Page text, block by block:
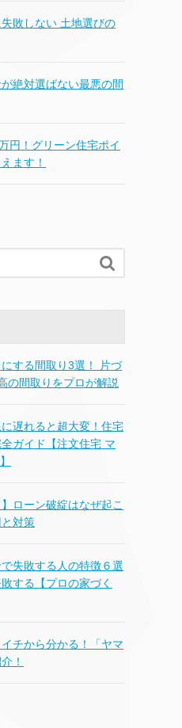
敗しない 土地選びの
絶対選ばない最悪の間
円！グリーン住宅ポイ
ます！

にする間取り3選！ 片づ
の間取りをプロが解説
に遅れると超大変！住宅
ガイド【注文住宅 マ
ローン破綻はなぜ起こ
対策
失敗する人の特徴６選
する【プロの家づく
チから分かる！「ヤマ
！